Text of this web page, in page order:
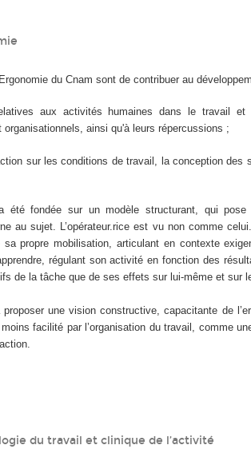
du Cnam sont de contribuer au
aux activités humaines dans le travail et
ainsi qu'à leurs répercussions ;
sur les conditions de travail, la conception des
été fondée sur un modèle structurant, qui pose
au sujet. L’opérateur.rice est vu non comme
sa propre mobilisation, articulant en contexte
régulant son activité en fonction des
de la tâche que de ses effets sur lui-même et sur
une vision constructive, capacitante de
facilité par l’organisation du travail, comme
du travail et clinique de l’activité